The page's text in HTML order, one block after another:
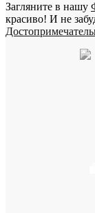
Загляните в нашу
красиво! И не